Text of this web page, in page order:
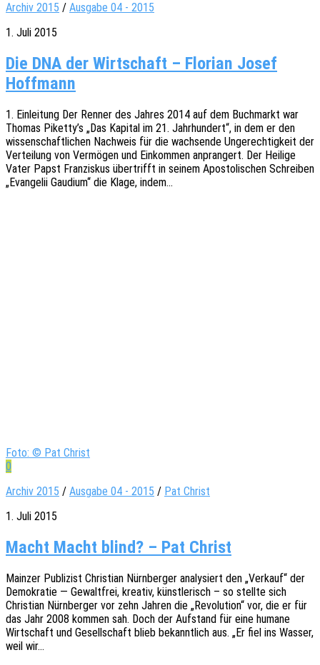
Archiv 2015 / Ausgabe 04 - 2015
1. Juli 2015
Die DNA der Wirtschaft – Florian Josef
Hoffmann
1. Einlei­tung Der Renner des Jahres 2014 auf dem Buch­markt war
Thomas Piketty’s „Das Kapi­tal im 21. Jahr­hun­dert“, in dem er den
wissen­schaft­li­chen Nach­weis für die wach­sen­de Unge­rech­tig­keit der
Vertei­lung von Vermö­gen und Einkom­men anpran­gert. Der Heili­ge
Vater Papst Fran­zis­kus über­trifft in seinem Apos­to­li­schen Schrei­ben
„Evan­ge­lii Gaudi­um“ die Klage, indem…
Foto: © Pat Christ
0
Archiv 2015 / Ausgabe 04 - 2015 / Pat Christ
1. Juli 2015
Macht Macht blind? – Pat Christ
Main­zer Publi­zist Chris­ti­an Nürn­ber­ger analy­siert den „Verkauf“ der
Demo­kra­tie — Gewalt­frei, krea­tiv, künst­le­risch – so stell­te sich
Chris­ti­an Nürn­ber­ger vor zehn Jahren die „Revo­lu­ti­on“ vor, die er für
das Jahr 2008 kommen sah. Doch der Aufstand für eine humane
Wirt­schaft und Gesell­schaft blieb bekannt­lich aus. „Er fiel ins Wasser,
weil wir…